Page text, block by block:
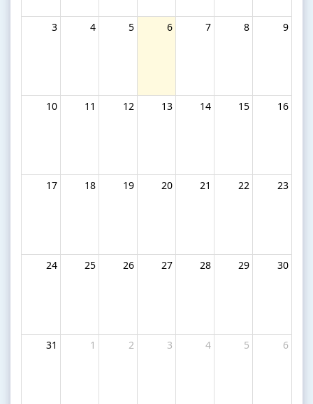
3 4 5 6 7 8 9
10 11 12 13 14 15 16
17 18 19 20 21 22 23
24 25 26 27 28 29 30
31 1 2 3 4 5 6